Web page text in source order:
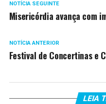
NOTÍCIA SEGUINTE
Misericórdia avança com
NOTÍCIA ANTERIOR
Festival de Concertinas e
LEIA